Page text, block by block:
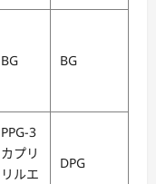
BG BG
PPG-3
カプリ
リルエ
DPG